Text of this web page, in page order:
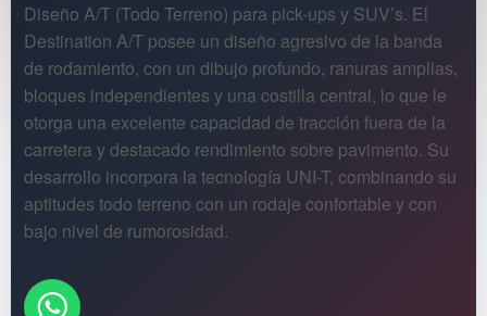
Diseño A/T (Todo Terreno) para pick-ups y SUV’s. El
Destination A/T posee un diseño agresivo de la banda
de rodamiento, con un dibujo profundo, ranuras amplias,
bloques independientes y una costilla central, lo que le
otorga una excelente capacidad de tracción fuera de la
carretera y destacado rendimiento sobre pavimento. Su
desarrollo incorpora la tecnología UNI-T, combinando su
aptitudes todo terreno con un rodaje confortable y con
bajo nivel de rumorosidad.